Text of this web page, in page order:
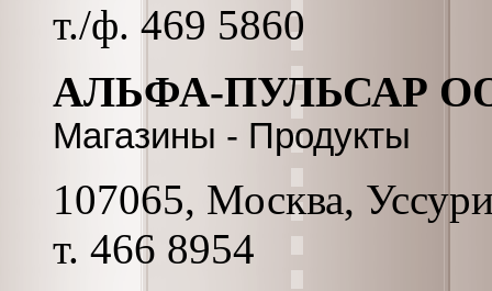
т./ф. 469 5860
АЛЬФА-ПУЛЬСАР
Магазины - Продукты
107065, Москва,
т. 466 8954